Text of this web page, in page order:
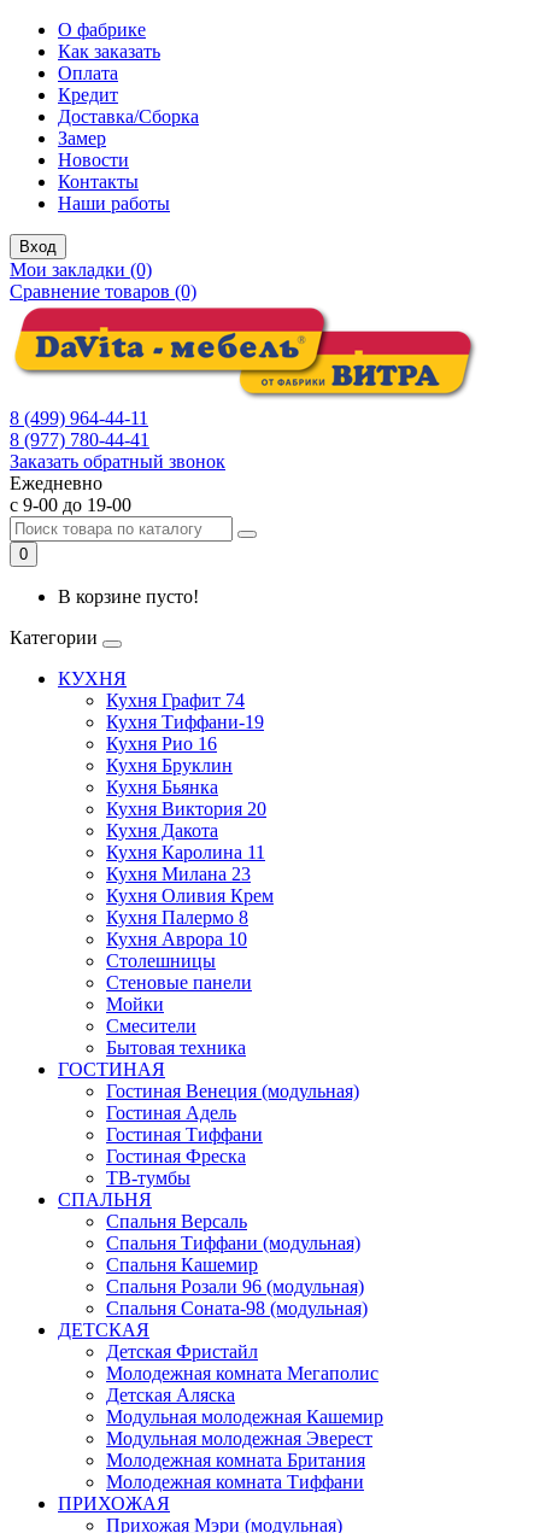
О фабрике
Как заказать
Оплата
Кредит
Доставка/Сборка
Замер
Новости
Контакты
Наши работы
Вход
Мои закладки (0)
Сравнение товаров (0)
8 (499) 964-44-11
8 (977) 780-44-41
Заказать обратный звонок
Ежедневно
с 9-00 до 19-00
0
В корзине пусто!
Категории
КУХНЯ
Кухня Графит 74
Кухня Тиффани-19
Кухня Рио 16
Кухня Бруклин
Кухня Бьянка
Кухня Виктория 20
Кухня Дакота
Кухня Каролина 11
Кухня Милана 23
Кухня Оливия Крем
Кухня Палермо 8
Кухня Аврора 10
Столешницы
Стеновые панели
Мойки
Смесители
Бытовая техника
ГОСТИНАЯ
Гостиная Венеция (модульная)
Гостиная Адель
Гостиная Тиффани
Гостиная Фреска
ТВ-тумбы
СПАЛЬНЯ
Спальня Версаль
Спальня Тиффани (модульная)
Спальня Кашемир
Спальня Розали 96 (модульная)
Спальня Соната-98 (модульная)
ДЕТСКАЯ
Детская Фристайл
Молодежная комната Мегаполис
Детская Аляска
Модульная молодежная Кашемир
Модульная молодежная Эверест
Молодежная комната Британия
Молодежная комната Тиффани
ПРИХОЖАЯ
Прихожая Мэри (модульная)